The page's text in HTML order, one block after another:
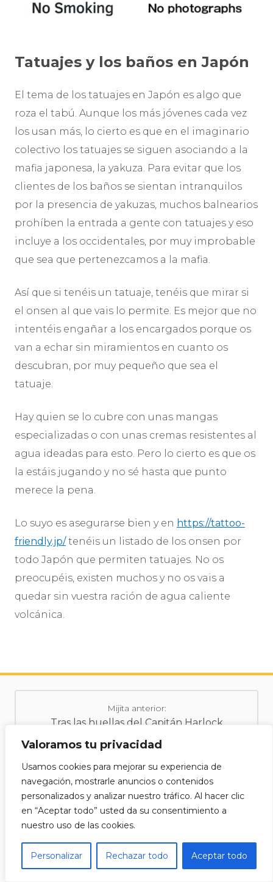
Valoramos tu privacidad
Usamos cookies para mejorar su experiencia de
navegación, mostrarle anuncios o contenidos
personalizados y analizar nuestro tráfico. Al hacer clic
en “Aceptar todo” usted da su consentimiento a
nuestro uso de las cookies.
Personalizar Rechazar todo Aceptar todo
Tatuajes y los baños en Japón
El tema de los tatuajes en Japón es algo que
roza el tabú. Aunque los más jóvenes cada vez
los usan más, lo cierto es que en el imaginario
colectivo los tatuajes se siguen asociando a la
mafia japonesa, la yakuza. Para evitar que los
clientes de los baños se sientan intranquilos
por la presencia de yakuzas, muchos balnearios
prohíben la entrada a gente con tatuajes y eso
incluye a los occidentales, por muy improbable
que sea que pertenezcamos a la mafia.
Así que si tenéis un tatuaje, tenéis que mirar si
el onsen al que vais lo permite. Es mejor que no
intentéis engañar a los encargados porque os
van a echar sin miramientos en cuanto os
descubran, por muy pequeño que sea el
tatuaje.
Hay quien se lo cubre con unas mangas
especializadas o con unas cremas resistentes al
agua ideadas para esto. Pero lo cierto es que os
la estáis jugando y no sé hasta que punto
merece la pena.
Lo suyo es asegurarse bien y en https://tattoo-
friendly.jp/tenéis un listado de los onsen por
todo Japón que permiten tatuajes. No os
preocupéis, existen muchos y no os vais a
quedar sin vuestra ración de agua caliente
volcánica.
Mijita anterior:
Tras las huellas del Capitán Harlock
Siguiente mijita: